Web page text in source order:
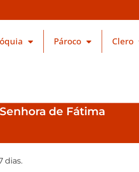
Pároco Clero
de Fátima
dias.